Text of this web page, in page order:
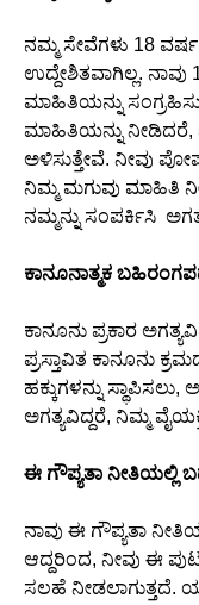
ನಮ್ಮ ಸೇವೆಗಳು 18
ಉದ್ದೇಶಿತವಾಗಿಲ್ಲ.
ಮಾಹಿತಿಯನ್ನು
ಮಾಹಿತಿಯನ್ನು ನೀಡಿದರೆ,
ಅಳಿಸುತ್ತೇವೆ. ನೀವು
ನಿಮ್ಮ ಮಗುವು ಮಾಹಿತಿ
ನಮ್ಮನ್ನು ಸಂಪರ್ಕಿಸಿ ಅಗತ್ಯ
ಕಾನೂನಾತ್ಮಕ
ಕಾನೂನು ಪ್ರಕಾರ
ಪ್ರಸ್ತಾವಿತ ಕಾನೂನು
ಹಕ್ಕುಗಳನ್ನು
ಅಗತ್ಯವಿದ್ದರೆ, ನಿಮ್ಮ
ಈ ಗೌಪ್ಯತಾ ನೀತಿಯಲ್ಲಿ
ನಾವು ಈ ಗೌಪ್ಯತಾ
ಆದ್ದರಿಂದ, ನೀವು ಈ
ಸಲಹೆ ನೀಡಲಾಗುತ್ತದೆ.